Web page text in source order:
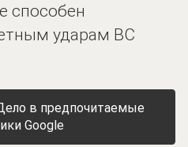
способен
ударам ВС
в предпочитаемые
Google